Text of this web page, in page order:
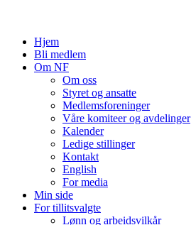
Hjem
Bli medlem
Om NF
Om oss
Styret og ansatte
Medlemsforeninger
Våre komiteer og avdelinger
Kalender
Ledige stillinger
Kontakt
English
For media
Min side
For tillitsvalgte
Lønn og arbeidsvilkår